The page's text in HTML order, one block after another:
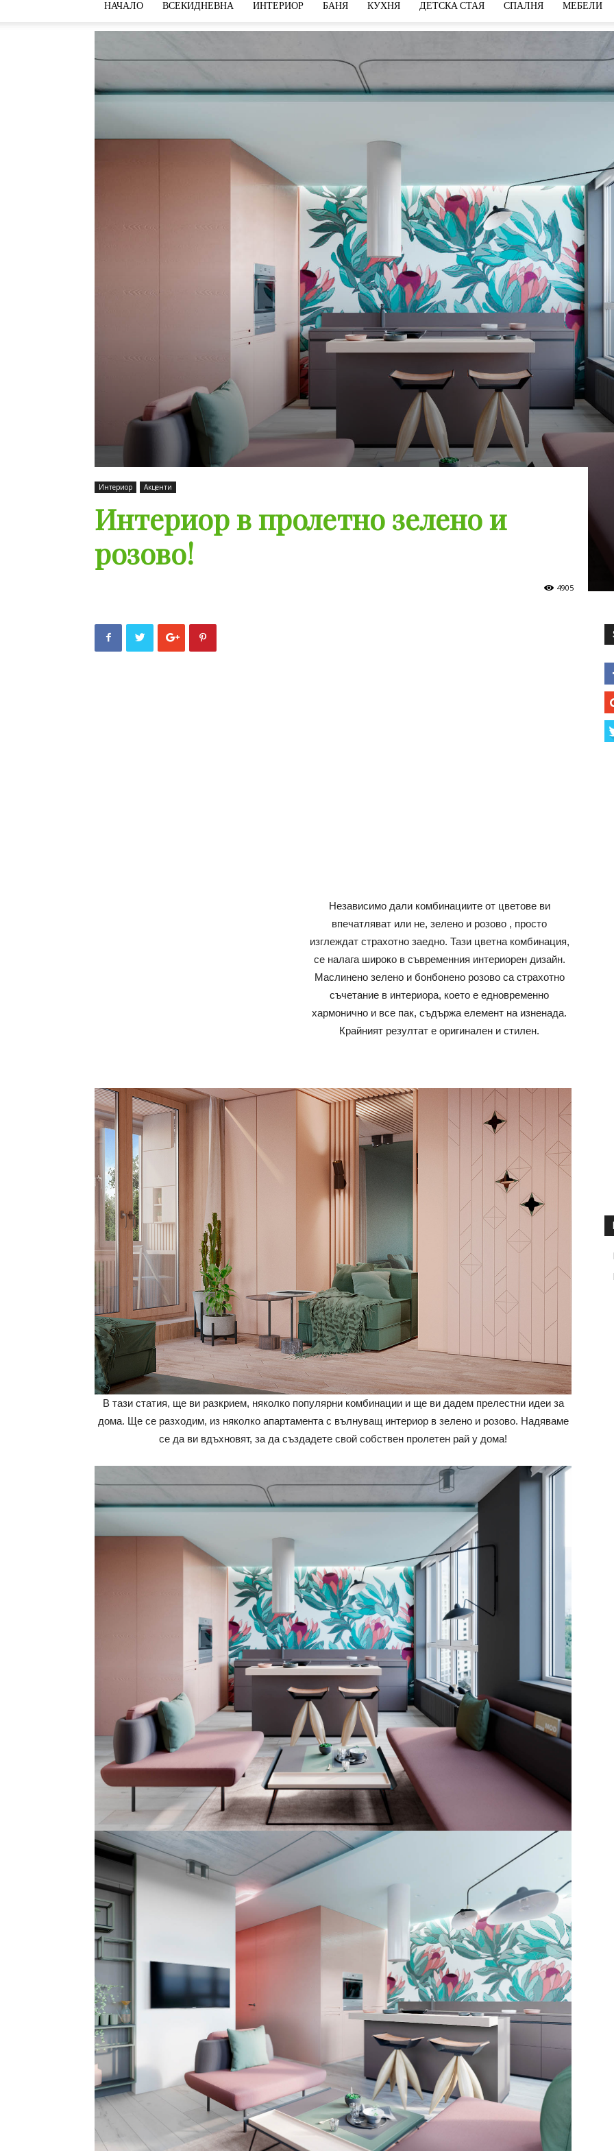
НАЧАЛО ВСЕКИДНЕВНА ИНТЕРИОР БАНЯ КУХНЯ ДЕТСКА СТАЯ СПАЛНЯ МЕБЕЛИ
Интериор Акценти
Интериор в пролетно зелено и
розово!
4905
Независимо дали комбинациите от цветове ви
впечатляват или не, зелено и розово , просто
изглеждат страхотно заедно. Тази цветна комбинация,
се налага широко в съвременния интериорен дизайн.
Маслинено зелено и бонбонено розово са страхотно
съчетание в интериора, което е едновременно
хармонично и все пак, съдържа елемент на изненада.
Крайният резултат е оригинален и стилен.
В тази статия, ще ви разкрием, няколко популярни комбинации и ще ви дадем прелестни идеи за
дома. Ще се разходим, из няколко апартамента с вълнуващ интериор в зелено и розово. Надяваме
се да ви вдъхновят, за да създадете свой собствен пролетен рай у дома!